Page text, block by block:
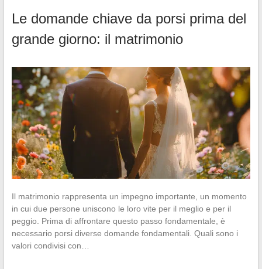
Le domande chiave da porsi prima del
grande giorno: il matrimonio
Il matrimonio rappresenta un impegno importante, un momento
in cui due persone uniscono le loro vite per il meglio e per il
peggio. Prima di affrontare questo passo fondamentale, è
necessario porsi diverse domande fondamentali. Quali sono i
valori condivisi con…